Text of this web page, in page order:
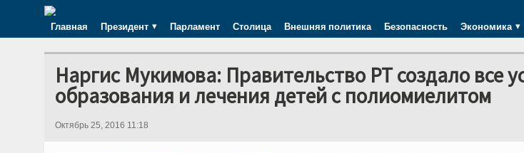
Главная Президент Парламент Столица Внешняя политика Безопасность Экономика
Наргис Мукимова: Правительство РТ создало все
образования и лечения детей с полиомиелитом
Октябрь 25, 2016 11:18